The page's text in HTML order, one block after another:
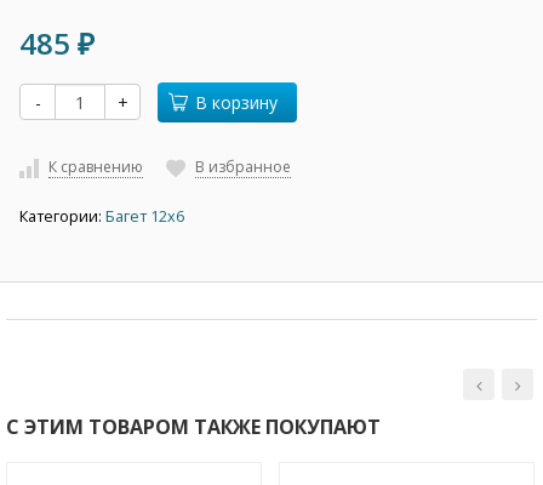
485 ₽
- + В корзину
К сравнению В избранное
Категории: Багет 12х6
С ЭТИМ ТОВАРОМ ТАКЖЕ ПОКУПАЮТ